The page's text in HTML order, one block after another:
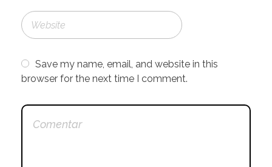
Save my name, email, and website in this
browser for the next time I comment.